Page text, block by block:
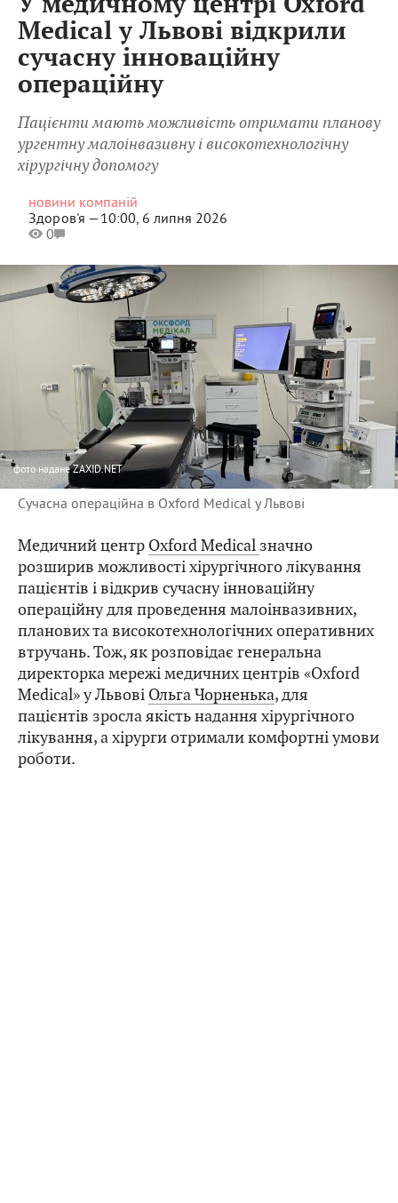
Medical у Львові відкрили
сучасну інноваційну
операційну
Пацієнти мають можливість отримати планову
ургентну малоінвазивну і високотехнологічну
хірургічну допомогу
новини компаній
Здоров'я —10:00, 6 липня 2026
0
фото надане ZAXID.NET
Сучасна операційна в Oxford Medical у Львові
Медичний центр Oxford Medical значно
розширив можливості хірургічного лікування
пацієнтів і відкрив сучасну інноваційну
операційну для проведення малоінвазивних,
планових та високотехнологічних оперативних
втручань. Тож, як розповідає генеральна
директорка мережі медичних центрів «Oxford
Medical» у Львові Ольга Чорненька, для
пацієнтів зросла якість надання хірургічного
лікування, а хірурги отримали комфортні умови
роботи.